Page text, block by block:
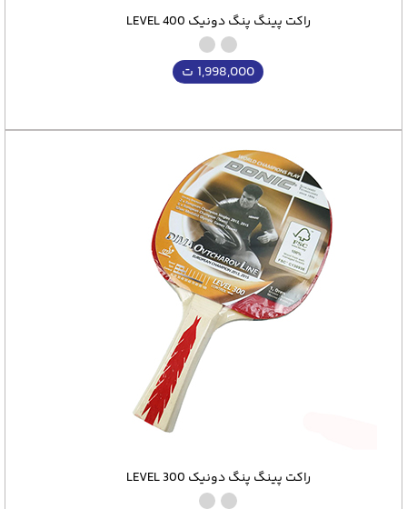
راکت پینگ پنگ دونیک LEVEL 400
1,998,000 ت
راکت پینگ پنگ دونیک LEVEL 300